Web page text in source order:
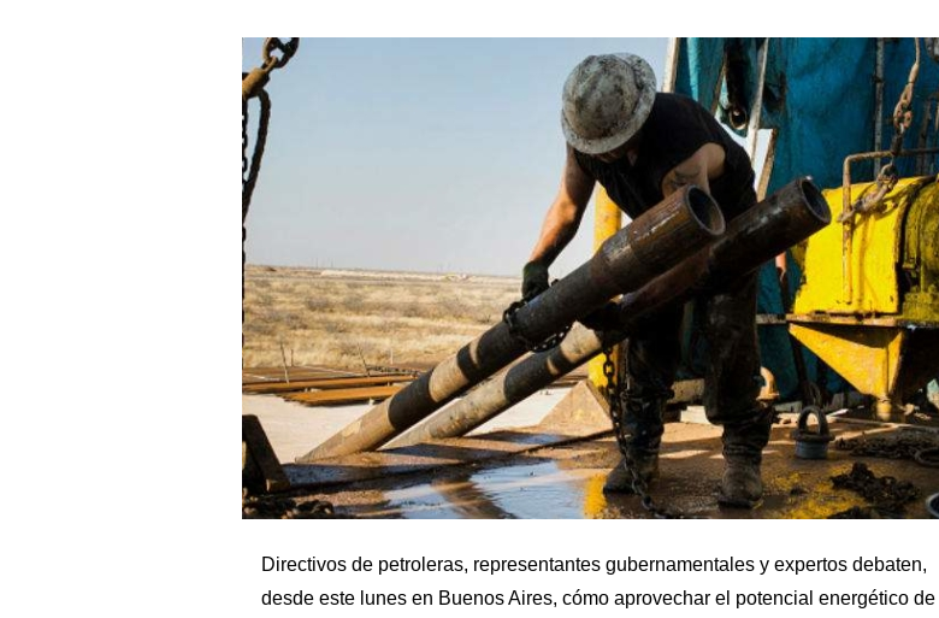
Directivos de petroleras, representantes gubernamentales y expertos debaten,
desde este lunes en Buenos Aires, cómo aprovechar el potencial energético de